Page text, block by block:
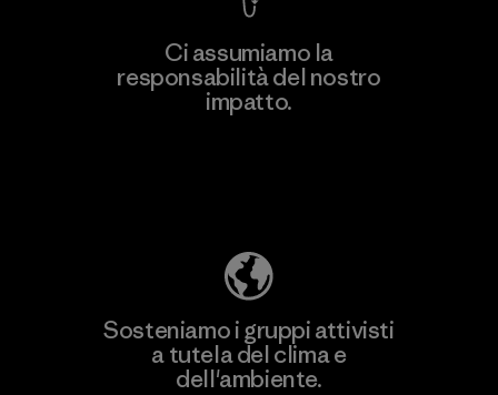
Ci assumiamo la
responsabilità del nostro
impatto.
Sosteniamo i gruppi attivisti
a tutela del clima e
dell'ambiente.